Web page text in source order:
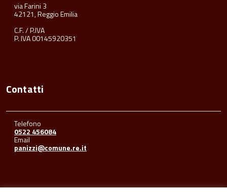
via Farini 3
42121, Reggio Emilia
C.F. / P.IVA
P. IVA 00145920351
Contatti
Telefono
0522 456084
Email
panizzi@comune.re.it